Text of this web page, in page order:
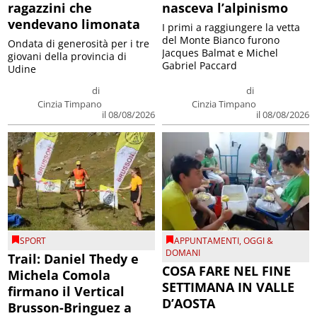
ragazzini che
vendevano limonata
di
Cinzia Timpano
il 08/08/2026
Ondata di generosità per i tre
giovani della provincia di
Udine
nasceva l’alpinismo
di
Cinzia Timpano
il 08/08/2026
I primi a raggiungere la vetta
del Monte Bianco furono
Jacques Balmat e Michel
Gabriel Paccard
SPORT
Trail: Daniel Thedy e
Michela Comola
firmano il Vertical
Brusson-Bringuez a
APPUNTAMENTI,OGGI &
DOMANI
COSA FARE NEL FINE
SETTIMANA IN VALLE
D’AOSTA